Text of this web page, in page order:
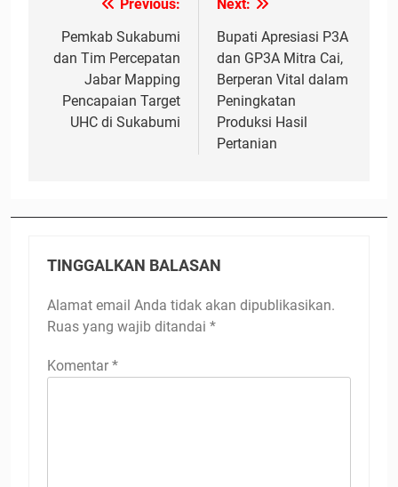
Navigasi
pos
Previous:
Pemkab Sukabumi
dan Tim Percepatan
Jabar Mapping
Pencapaian Target
UHC di Sukabumi
Next:
Bupati Apresiasi P3A
dan GP3A Mitra Cai,
Berperan Vital dalam
Peningkatan
Produksi Hasil
Pertanian
TINGGALKAN BALASAN
Alamat email Anda tidak akan dipublikasikan.
Ruas yang wajib ditandai *
Komentar *